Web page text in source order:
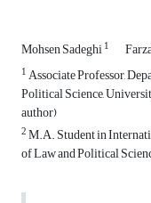
Mohsen Sadeghi1
1Associate Professor,
Political Science,
author)
2M.A. Student in
of Law and Political